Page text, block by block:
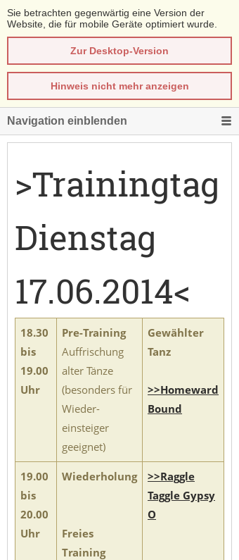
Sie betrachten gegenwärtig eine Version der
Website, die für mobile Geräte optimiert wurde.
Zur Desktop-Version
Hinweis nicht mehr anzeigen
Navigation einblenden
>Trainingtag
Dienstag
17.06.2014<
18.30
bis
19.00
Uhr
Pre-Training
Auffrischung
alter Tänze
(besonders für
Wieder-
einsteiger
geeignet)
Gewählter
Tanz
>>Homeward
Bound
19.00
bis
20.00
Uhr
Wiederholung
Freies
Training
>>Raggle
Taggle Gypsy
O